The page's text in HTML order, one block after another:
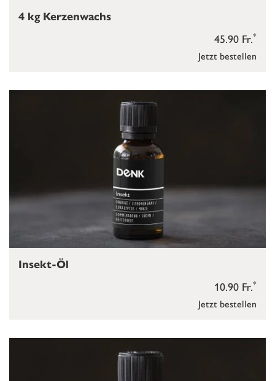
Jetzt bestellen
45.90 Fr.*
4 kg Kerzenwachs
Jetzt bestellen
10.90 Fr.*
Insekt-Öl